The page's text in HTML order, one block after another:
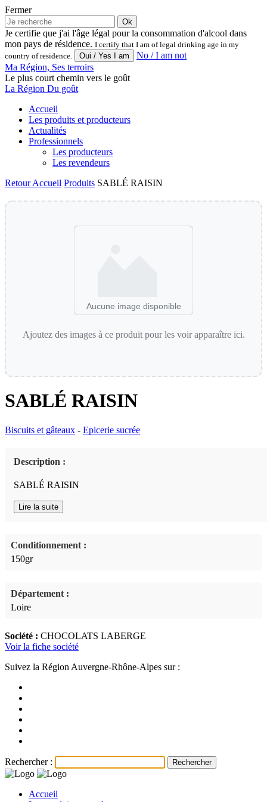
Fermer
Ok
Je certifie que j'ai l'âge légal pour la consommation d'alcool dans
mon pays de résidence. I certify that I am of legal drinking age in my
country of residence.
No / I am not
Ma Région, Ses terroirs
Le plus court chemin vers le goût
La Région Du goût
Accueil
Les produits et producteurs
Actualités
Professionnels
Les producteurs
Les revendeurs
RetourAccueil Produits SABLÉ RAISIN
Aucune image disponible
Ajoutez des images à ce produit pour les voir apparaître ici.
SABLÉ RAISIN
Biscuits et gâteaux - Epicerie sucrée
Description :
SABLÉ RAISIN
Lire la suite
Conditionnement :
150gr
Département :
Loire
Société : CHOCOLATS LABERGE
Voir la fiche société
Suivez la Région Auvergne-Rhône-Alpes sur :
Rechercher :
Accueil